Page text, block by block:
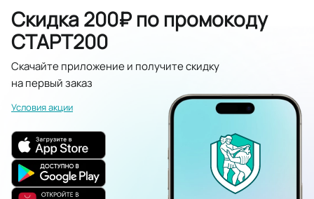
Скидка 200₽ по промокоду
СТАРТ200
Скачайте приложение и получите скидку
на первый заказ
Условия акции